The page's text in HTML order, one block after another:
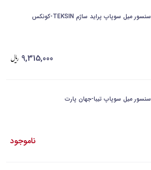
سنسور میل سوپاپ پراید ساژم TEKSIN-کونکس
9,315,000
سنسور میل سوپاپ تیبا-جهان پارت
ناموجود